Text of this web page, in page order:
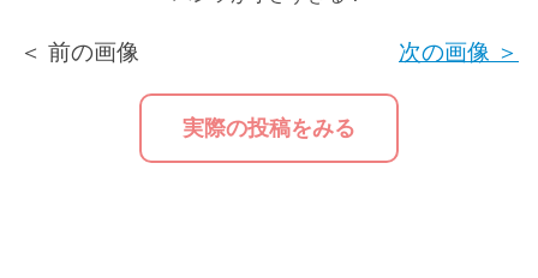
＜ 前の画像
実際の投稿をみる
次の画像 ＞